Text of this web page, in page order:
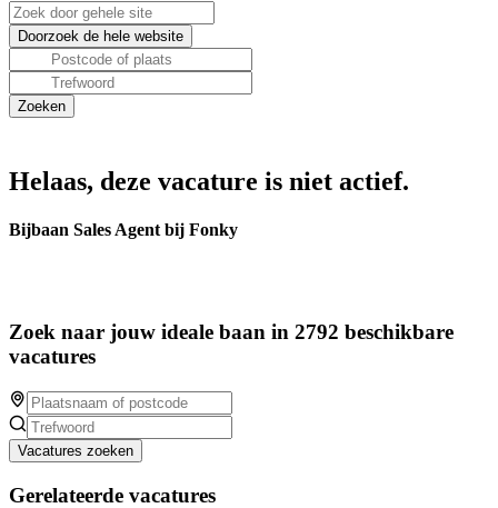
Helaas, deze vacature is niet actief.
Bijbaan Sales Agent bij Fonky
Zoek naar jouw ideale baan in 2792 beschikbare
vacatures
Vacatures zoeken
Gerelateerde vacatures